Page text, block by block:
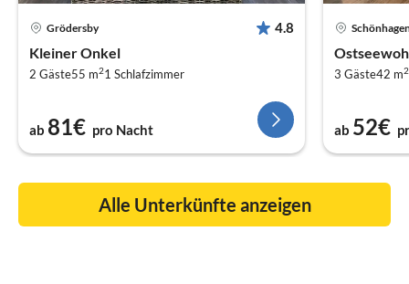
Grödersby 4.8
Kleiner Onkel
2 Gäste55 m21 Schlafzimmer
ab 81€ pro Nacht
3 Gäste42 m2
ab 52€
Alle Unterkünfte anzeigen